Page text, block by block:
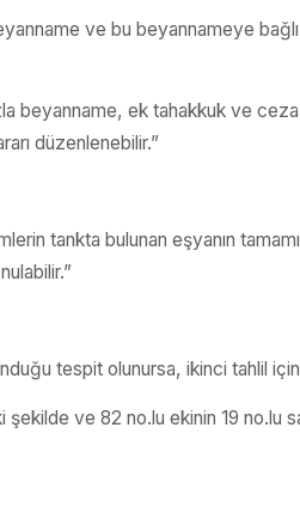
ve bu beyannameye
beyanname, ek tahakkuk ve
düzenlenebilir.”
tankta bulunan eşyanın
tespit olunursa, ikinci tahlil
ve 82 no.lu ekinin 19 no.lu